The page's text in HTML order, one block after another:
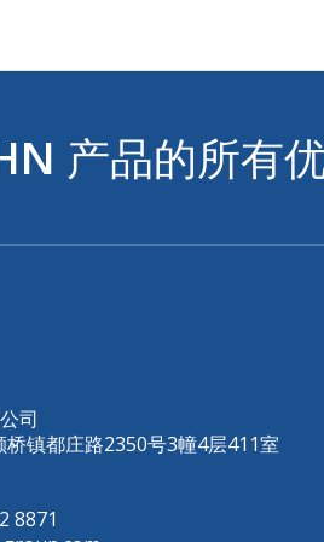
产品的所有
司
镇都庄路2350号3幢4层411室
8871